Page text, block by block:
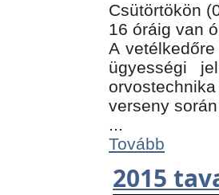
Csütörtökön
16 óráig van
A
ügyességi
verseny
...
Tovább
2015